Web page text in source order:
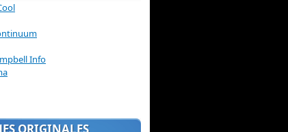
Info
ORIGINALES